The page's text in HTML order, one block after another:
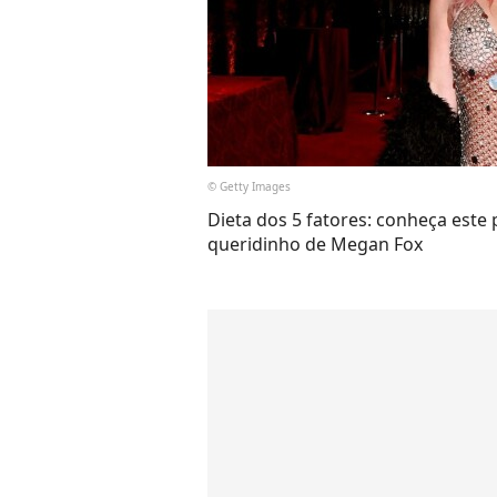
© Getty Images
Dieta dos 5 fatores: conheça
queridinho de Megan Fox